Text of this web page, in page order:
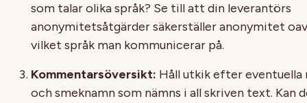
som talar olika språk? Se till att din leverantörs
anonymitetsåtgärder säkerställer anonymitet
vilket språk man kommunicerar på.
Kommentarsöversikt: Håll utkik efter eventuella
och smeknamn som nämns i all skriven text. Kan